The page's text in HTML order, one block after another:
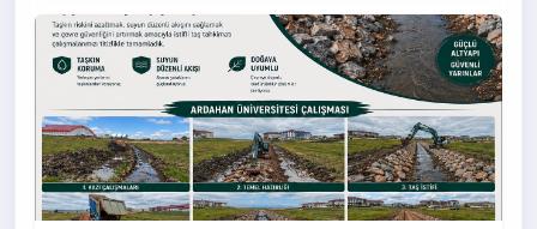
Emiroğlu Hanımefendi eşlik etti.